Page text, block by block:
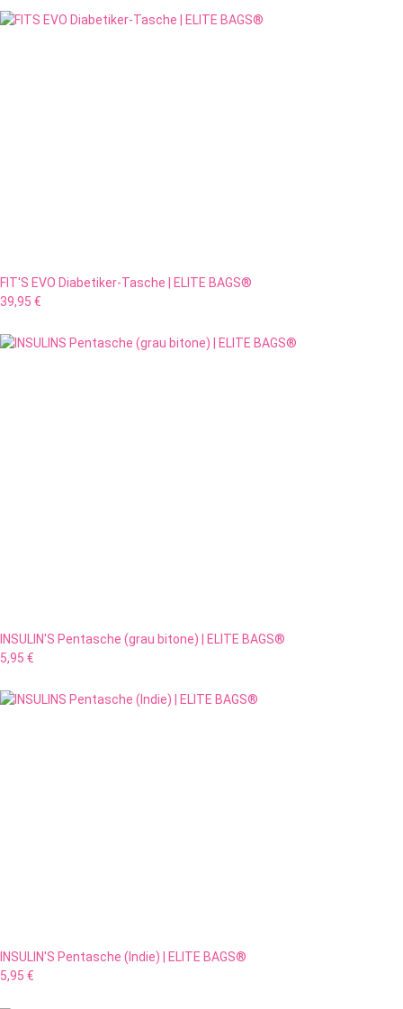
FIT'S EVO Diabetiker-Tasche | ELITE BAGS®
39,95 €
INSULIN'S Pentasche (grau bitone) | ELITE BAGS®
5,95 €
INSULIN'S Pentasche (Indie) | ELITE BAGS®
5,95 €